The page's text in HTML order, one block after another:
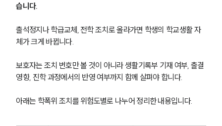
습니다.
출석정지나 학급교체, 전학 조치로 올라가면 학생의 학교생활 자
체가 크게 바뀝니다.
보호자는 조치 번호만 볼 것이 아니라 생활기록부 기재 여부, 출결
영향, 진학 과정에서의 반영 여부까지 함께 살펴야 합니다.
아래는 학폭위 조치를 위험도별로 나누어 정리한 내용입니다.